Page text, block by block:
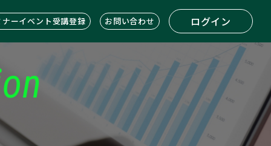
ナーイベント受講登録 お問い合わせ ログイン